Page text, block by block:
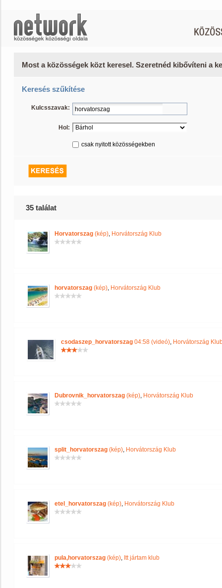
Most a közösségek közt keresel. Szeretnéd kibővíteni a
Keresés szűkítése
Kulcsszavak:
Hol:
csak nyitott közösségekben
35 találat
Horvatorszag (kép), Horvátország Klub
horvatorszag (kép), Horvátország Klub
csodaszep_horvatorszag 04:58 (videó), Horvátország
Dubrovnik_horvatorszag (kép), Horvátország Klub
split_horvatorszag (kép), Horvátország Klub
etel_horvatorszag (kép), Horvátország Klub
pula,horvatorszag (kép), Itt jártam klub